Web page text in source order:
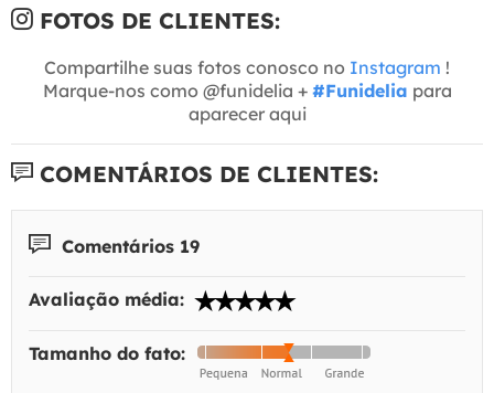
FOTOS DE CLIENTES:
Compartilhe suas fotos conosco no Instagram !
Marque-nos como @funidelia + #Funidelia para
aparecer aqui
COMENTÁRIOS DE CLIENTES:
Comentários 19
Avaliação média:
Tamanho do fato: